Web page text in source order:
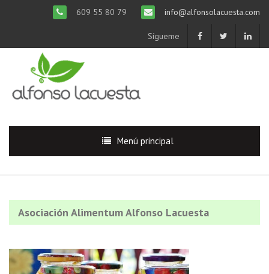
609 55 80 79 info@alfonsolacuesta.com
Sígueme
Menú principal
Asociación Alimentum Alfonso Lacuesta